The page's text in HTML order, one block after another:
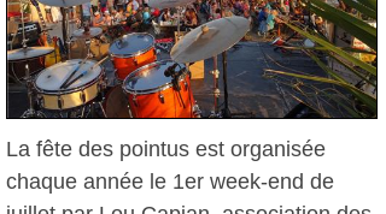
La fête des pointus est organisée
chaque année le 1er week-end de